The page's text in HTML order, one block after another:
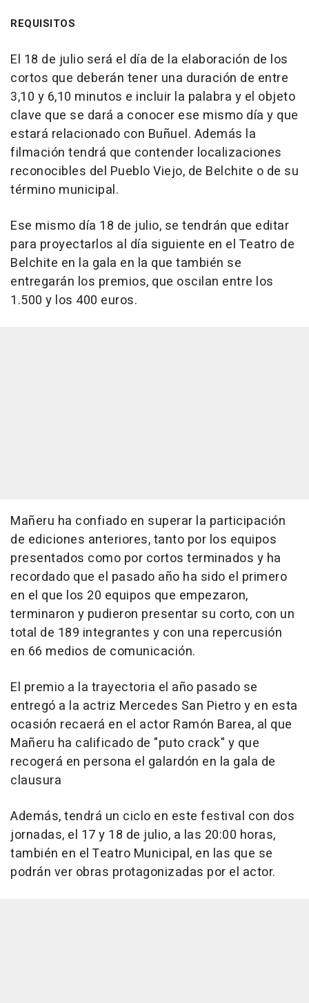
REQUISITOS
El 18 de julio será el día de la elaboración de los
cortos que deberán tener una duración de entre
3,10 y 6,10 minutos e incluir la palabra y el objeto
clave que se dará a conocer ese mismo día y que
estará relacionado con Buñuel. Además la
filmación tendrá que contender localizaciones
reconocibles del Pueblo Viejo, de Belchite o de su
término municipal.
Ese mismo día 18 de julio, se tendrán que editar
para proyectarlos al día siguiente en el Teatro de
Belchite en la gala en la que también se
entregarán los premios, que oscilan entre los
1.500 y los 400 euros.
Mañeru ha confiado en superar la participación
de ediciones anteriores, tanto por los equipos
presentados como por cortos terminados y ha
recordado que el pasado año ha sido el primero
en el que los 20 equipos que empezaron,
terminaron y pudieron presentar su corto, con un
total de 189 integrantes y con una repercusión
en 66 medios de comunicación.
El premio a la trayectoria el año pasado se
entregó a la actriz Mercedes San Pietro y en esta
ocasión recaerá en el actor Ramón Barea, al que
Mañeru ha calificado de "puto crack" y que
recogerá en persona el galardón en la gala de
clausura
Además, tendrá un ciclo en este festival con dos
jornadas, el 17 y 18 de julio, a las 20:00 horas,
también en el Teatro Municipal, en las que se
podrán ver obras protagonizadas por el actor.